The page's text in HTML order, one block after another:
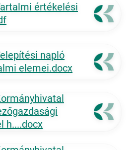
értékelési
napló
elemei.docx
h....docx